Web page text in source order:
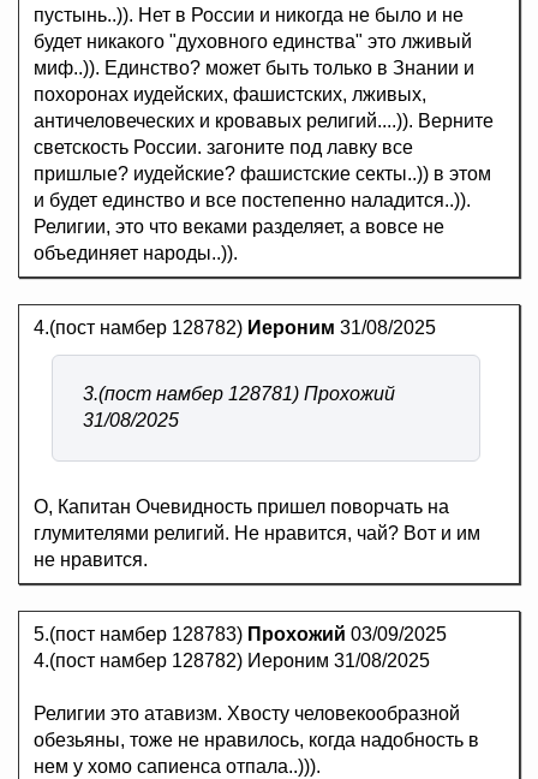
пустынь..)). Нет в России и никогда не было и не
будет никакого "духовного единства" это лживый
миф..)). Единство? может быть только в Знании и
похоронах иудейских, фашистских, лживых,
античеловеческих и кровавых религий....)). Верните
светскость России. загоните под лавку все
пришлые? иудейские? фашистские секты..)) в этом
и будет единство и все постепенно наладится..)).
Религии, это что веками разделяет, а вовсе не
объединяет народы..)).
4.(пост намбер 128782) Иероним 31/08/2025
3.(пост намбер 128781) Прохожий
31/08/2025
О, Капитан Очевидность пришел поворчать на
глумителями религий. Не нравится, чай? Вот и им
не нравится.
5.(пост намбер 128783) Прохожий 03/09/2025
4.(пост намбер 128782) Иероним 31/08/2025
Религии это атавизм. Хвосту человекообразной
обезьяны, тоже не нравилось, когда надобность в
нем у хомо сапиенса отпала..))).